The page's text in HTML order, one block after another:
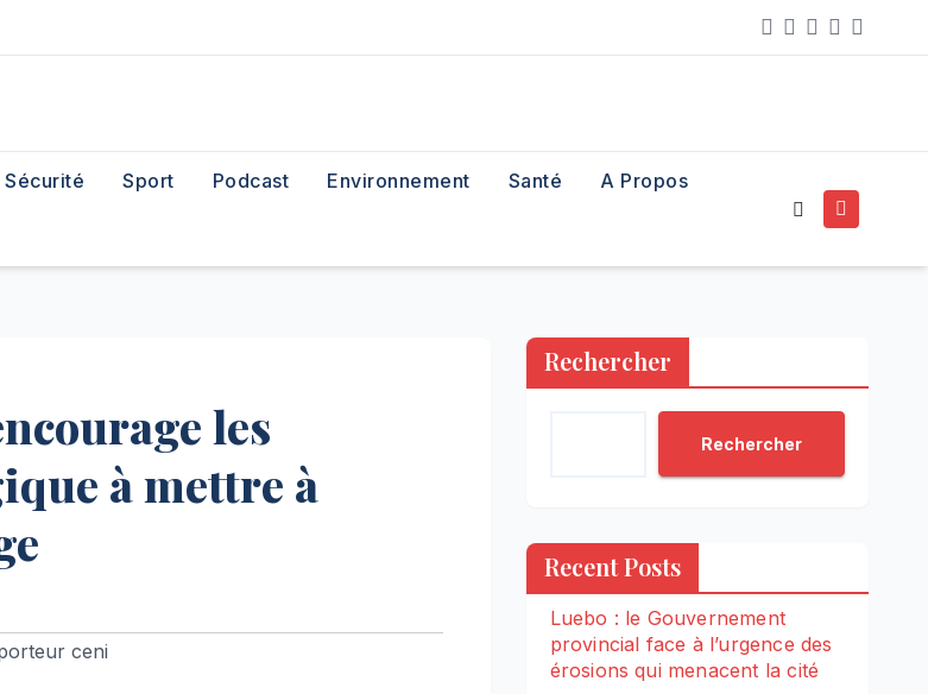
Sécurité Sport Podcast Environnement Santé A Propos
les
à mettre à
ceni
Rechercher
Rechercher
Recent Posts
Luebo : le Gouvernement
provincial face à l’urgence des
érosions qui menacent la cité